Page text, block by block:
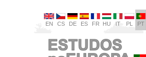
EN CS DE ES FR HU IT PL PT